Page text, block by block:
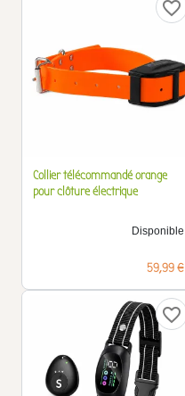
favorite_border
Collier télécommandé orange
pour clôture électrique
Disponible
Prix
59,99 €
favorite_border